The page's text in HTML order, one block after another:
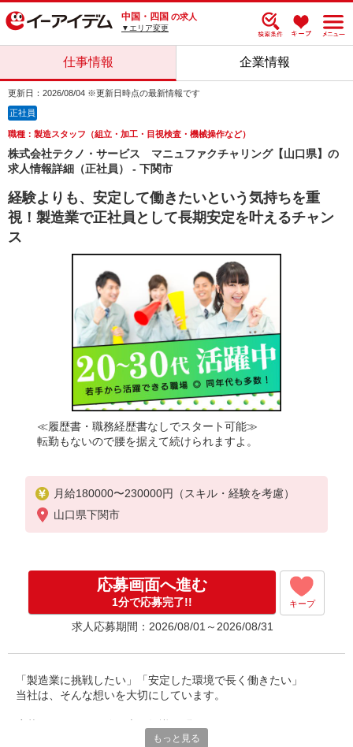
中国・四国 の求人
▼エリア変更
仕事情報 企業情報
更新日：2026/08/04 ※更新日時点の最新情報です
正社員
職種：製造スタッフ（組立・加工・目視検査・機械操作など）
株式会社テクノ・サービス マニュファクチャリング【山口県】の
求人情報詳細（正社員） - 下関市
経験よりも、安定して働きたいという気持ちを重
視！製造業で正社員として長期安定を叶えるチャン
ス
≪履歴書・職務経歴書なしでスタート可能≫
転勤もないので腰を据えて続けられますよ。
月給180000〜230000円（スキル・経験を考慮）
山口県下関市
応募画面へ進む
1分で応募完了!! キープ
求人応募期間：2026/08/01～2026/08/31
「製造業に挑戦したい」「安定した環境で長く働きたい」
当社は、そんな想いを大切にしています。
約束を守ること、きちんと連絡をすること、前向きに仕事へ取り
もっと見る